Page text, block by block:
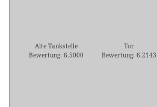
Alte Tankstelle
Bewertung: 6.5000
Tor
Bewertung: 6.2143